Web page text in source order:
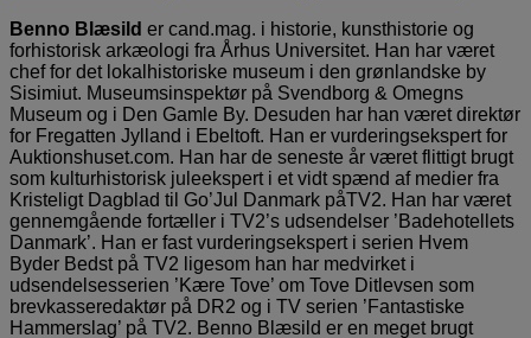
Benno Blæsild er cand.mag. i historie, kunsthistorie og
forhistorisk arkæologi fra Århus Universitet. Han har været
chef for det lokalhistoriske museum i den grønlandske by
Sisimiut. Museumsinspektør på Svendborg & Omegns
Museum og i Den Gamle By. Desuden har han været direktør
for Fregatten Jylland i Ebeltoft. Han er vurderingsekspert for
Auktionshuset.com. Han har de seneste år været flittigt brugt
som kulturhistorisk juleekspert i et vidt spænd af medier fra
Kristeligt Dagblad til Go’Jul Danmark påTV2. Han har været
gennemgående fortæller i TV2’s udsendelser ’Badehotellets
Danmark’. Han er fast vurderingsekspert i serien Hvem
Byder Bedst på TV2 ligesom han har medvirket i
udsendelsesserien ’Kære Tove’ om Tove Ditlevsen som
brevkasseredaktør på DR2 og i TV serien ’Fantastiske
Hammerslag’ på TV2. Benno Blæsild er en meget brugt